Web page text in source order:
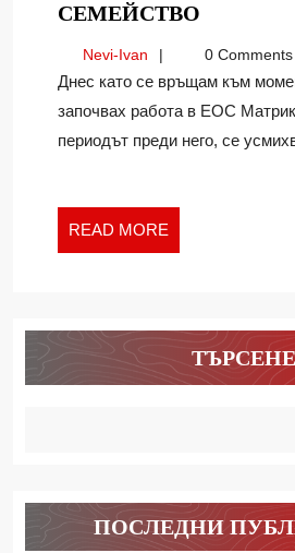
СЕМЕЙСТВО
–
ДОМ
И
Nevi-IvanNevi-
Ivan
0 Comments
Днес като се връщам към момента, когато
започвах работа в ЕОС
периодът преди него, се
READ MORE
MORE
ТЪРСЕНЕ
ПОСЛЕДНИ